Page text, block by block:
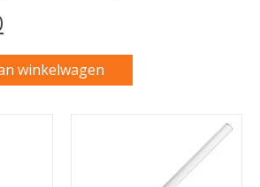
winkelwagen
producten